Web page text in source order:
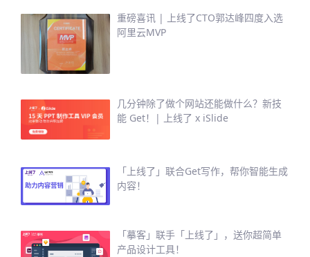
重磅喜讯 | 上线了CTO郭达峰四度入选
阿里云MVP
几分钟除了做个网站还能做什么？新技
能 Get！| 上线了 x iSlide
「上线了」联合Get写作，帮你智能生成
内容！
「摹客」联手「上线了」，送你超简单
产品设计工具！